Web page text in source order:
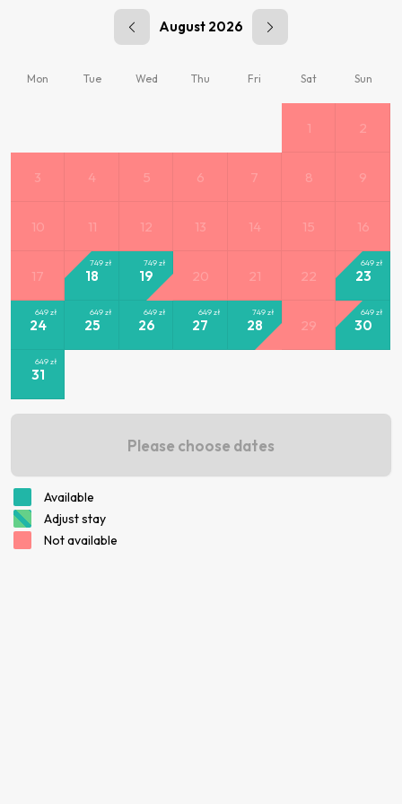
August 2026
Mon Tue Wed Thu Fri Sat Sun
1 2
3 4 5 6 7 8 9
10 11 12 13 14 15 16
17 18
749zł
19
749zł
20 21 22 23
649zł
24
649zł
25
649zł
26
649zł
27
649zł
28
749zł
29 30
649zł
31
649zł
Please choose dates
Available
Adjust stay
Not available